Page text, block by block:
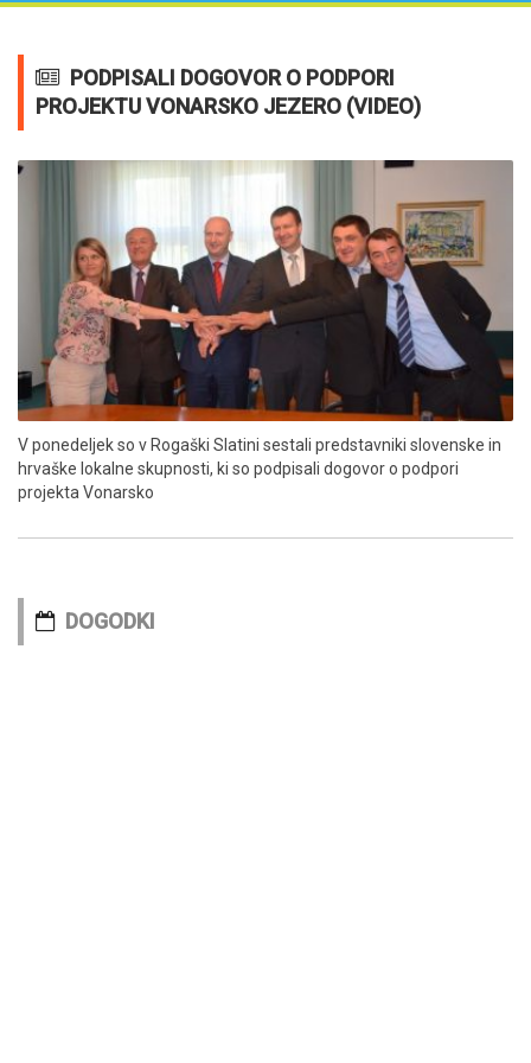
PODPISALI DOGOVOR O PODPORI
PROJEKTU VONARSKO JEZERO (VIDEO)
V ponedeljek so v Rogaški Slatini sestali predstavniki slovenske in
hrvaške lokalne skupnosti, ki so podpisali dogovor o podpori
projekta Vonarsko
DOGODKI